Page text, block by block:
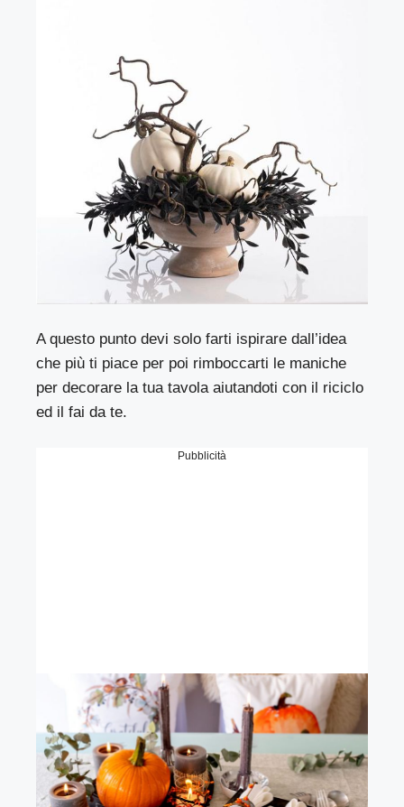
A questo punto devi solo farti ispirare dall’idea
che più ti piace per poi rimboccarti le maniche
per decorare la tua tavola aiutandoti con il riciclo
ed il fai da te.
Pubblicità